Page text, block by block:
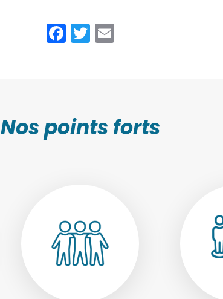
Facebook
Twitter
Nos points forts